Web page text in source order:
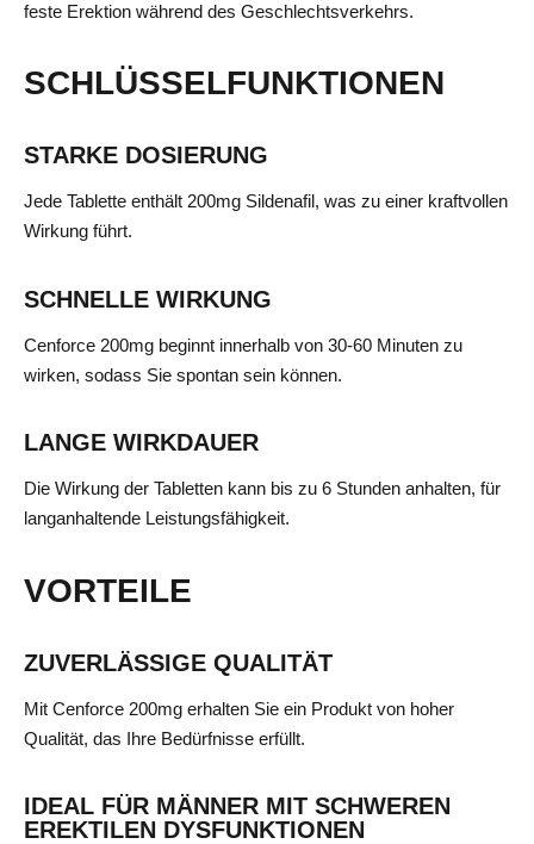
feste Erektion während des Geschlechtsverkehrs.
SCHLÜSSELFUNKTIONEN
STARKE DOSIERUNG
Jede Tablette enthält 200mg Sildenafil, was zu einer kraftvollen
Wirkung führt.
SCHNELLE WIRKUNG
Cenforce 200mg beginnt innerhalb von 30-60 Minuten zu
wirken, sodass Sie spontan sein können.
LANGE WIRKDAUER
Die Wirkung der Tabletten kann bis zu 6 Stunden anhalten, für
langanhaltende Leistungsfähigkeit.
VORTEILE
ZUVERLÄSSIGE QUALITÄT
Mit Cenforce 200mg erhalten Sie ein Produkt von hoher
Qualität, das Ihre Bedürfnisse erfüllt.
IDEAL FÜR MÄNNER MIT SCHWEREN
EREKTILEN DYSFUNKTIONEN